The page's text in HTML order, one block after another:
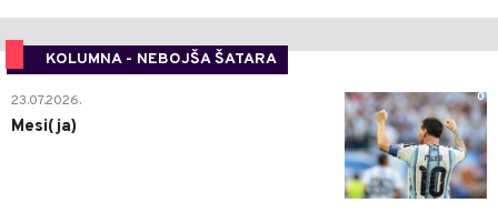
KOLUMNA - NEBOJŠA ŠATARA
0
23.07.2026.
Mesi(ja)